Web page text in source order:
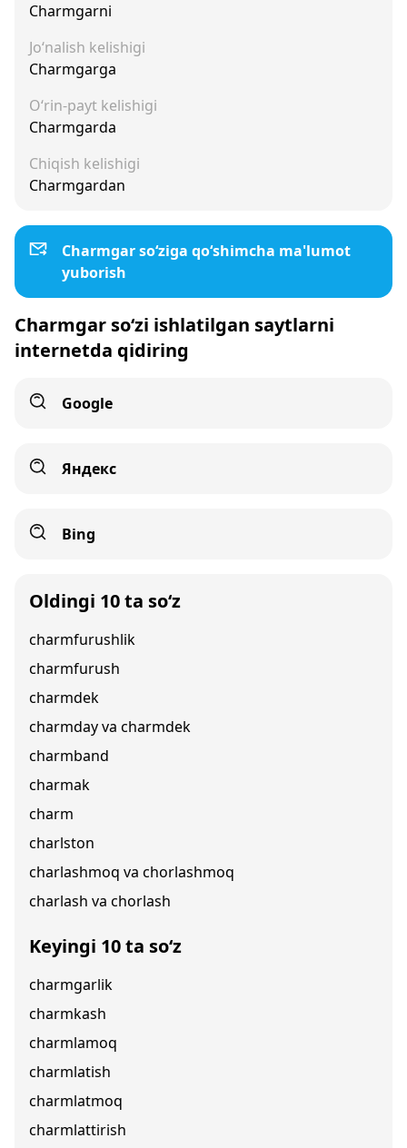
Charmgarni
Jo‘nalish kelishigi
Charmgarga
O‘rin-payt kelishigi
Charmgarda
Chiqish kelishigi
Charmgardan
Charmgar so‘ziga qo‘shimcha ma'lumot
yuborish
Charmgar so‘zi ishlatilgan saytlarni
internetda qidiring
Google
Яндекс
Bing
Oldingi 10 ta so‘z
charmfurushlik
charmfurush
charmdek
charmday va charmdek
charmband
charmak
charm
charlston
charlashmoq va chorlashmoq
charlash va chorlash
Keyingi 10 ta so‘z
charmgarlik
charmkash
charmlamoq
charmlatish
charmlatmoq
charmlattirish